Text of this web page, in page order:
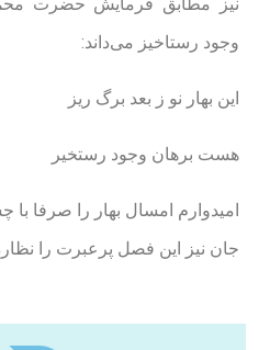
نیز مطابق فرمایش حضرت
وجود رستاخیز می‌داند:
این بهار نو ز بعد برگ ریز
هست برهان وجود رستخیر
امیدوارم امسال بهار را صرفا با
جان نیز این فصل پرعبرت را نظاره